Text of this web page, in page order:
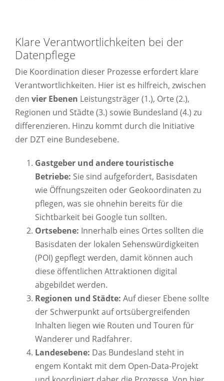
Klare Verantwortlichkeiten bei der
Datenpflege
Die Koordination dieser Prozesse erfordert klare
Verantwortlichkeiten. Hier ist es hilfreich, zwischen
den vier Ebenen Leistungsträger (1.), Orte (2.),
Regionen und Städte (3.) sowie Bundesland (4.) zu
differenzieren. Hinzu kommt durch die Initiative
der DZT eine Bundesebene.
Gastgeber und andere touristische
Betriebe: Sie sind aufgefordert, Basisdaten
wie Öffnungszeiten oder Geokoordinaten zu
pflegen, was sie ohnehin bereits für die
Sichtbarkeit bei Google tun sollten.
Ortsebene: Innerhalb eines Ortes sollten die
Basisdaten der lokalen Sehenswürdigkeiten
(POI) gepflegt werden, damit können auch
diese öffentlichen Attraktionen digital
abgebildet werden.
Regionen und Städte: Auf dieser Ebene sollte
der Schwerpunkt auf ortsübergreifenden
Inhalten liegen wie Routen und Touren für
Wanderer und Radfahrer.
Landesebene: Das Bundesland steht in
engem Kontakt mit dem Open-Data-Projekt